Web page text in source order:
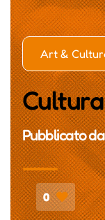
Art &
Pubblicato
0